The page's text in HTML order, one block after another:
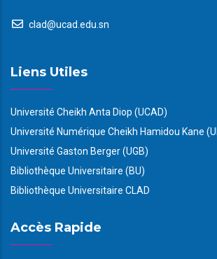
clad@ucad.edu.sn
Liens Utiles
Université Cheikh Anta Diop (UCAD)
Université Numérique Cheikh Hamidou Kane
Université Gaston Berger (UGB)
Bibliothèque Universitaire (BU)
Bibliothèque Universitaire CLAD
Accès Rapide